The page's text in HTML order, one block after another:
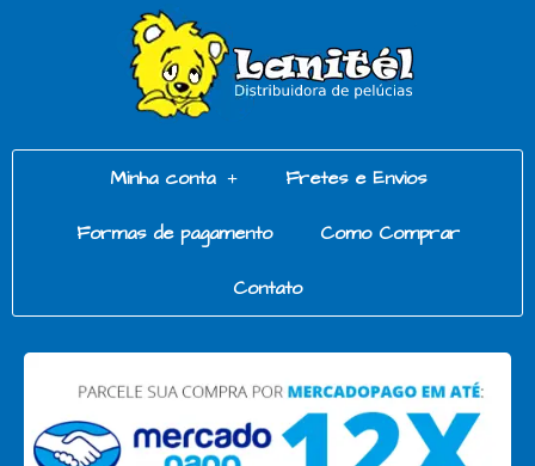
Minha conta Fretes e Envios
Formas de pagamento Como Comprar
Contato